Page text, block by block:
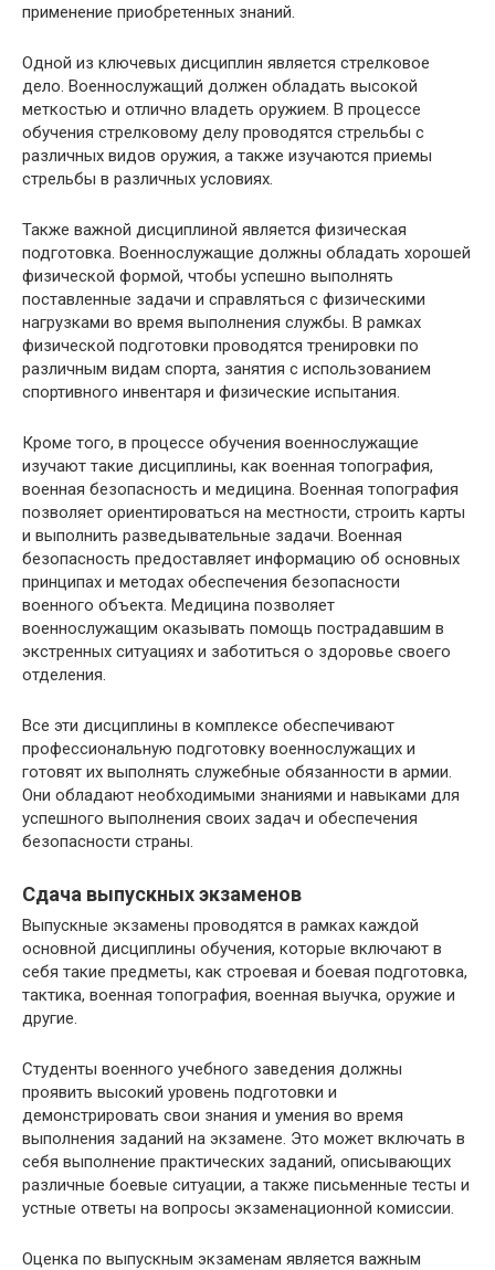
применение приобретенных знаний.
Одной из ключевых дисциплин является стрелковое
дело. Военнослужащий должен обладать высокой
меткостью и отлично владеть оружием. В процессе
обучения стрелковому делу проводятся стрельбы с
различных видов оружия, а также изучаются приемы
стрельбы в различных условиях.
Также важной дисциплиной является физическая
подготовка. Военнослужащие должны обладать хорошей
физической формой, чтобы успешно выполнять
поставленные задачи и справляться с физическими
нагрузками во время выполнения службы. В рамках
физической подготовки проводятся тренировки по
различным видам спорта, занятия с использованием
спортивного инвентаря и физические испытания.
Кроме того, в процессе обучения военнослужащие
изучают такие дисциплины, как военная топография,
военная безопасность и медицина. Военная топография
позволяет ориентироваться на местности, строить карты
и выполнить разведывательные задачи. Военная
безопасность предоставляет информацию об основных
принципах и методах обеспечения безопасности
военного объекта. Медицина позволяет
военнослужащим оказывать помощь пострадавшим в
экстренных ситуациях и заботиться о здоровье своего
отделения.
Все эти дисциплины в комплексе обеспечивают
профессиональную подготовку военнослужащих и
готовят их выполнять служебные обязанности в армии.
Они обладают необходимыми знаниями и навыками для
успешного выполнения своих задач и обеспечения
безопасности страны.
Сдача выпускных экзаменов
Выпускные экзамены проводятся в рамках каждой
основной дисциплины обучения, которые включают в
себя такие предметы, как строевая и боевая подготовка,
тактика, военная топография, военная выучка, оружие и
другие.
Студенты военного учебного заведения должны
проявить высокий уровень подготовки и
демонстрировать свои знания и умения во время
выполнения заданий на экзамене. Это может включать в
себя выполнение практических заданий, описывающих
различные боевые ситуации, а также письменные тесты и
устные ответы на вопросы экзаменационной комиссии.
Оценка по выпускным экзаменам является важным